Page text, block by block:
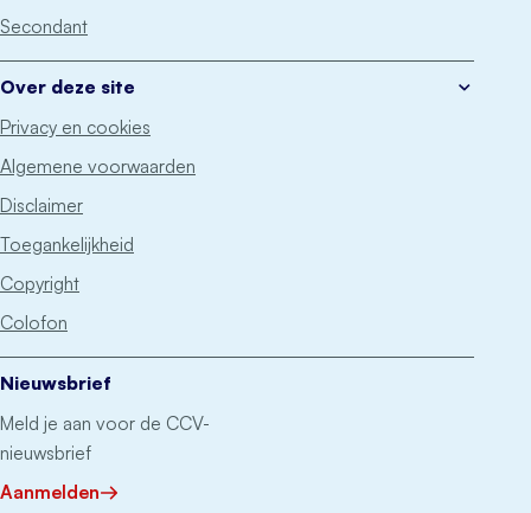
Secondant
Over deze site
Privacy en cookies
Algemene voorwaarden
Disclaimer
Toegankelijkheid
Copyright
Colofon
Nieuwsbrief
Meld je aan voor de CCV-
nieuwsbrief
Aanmelden